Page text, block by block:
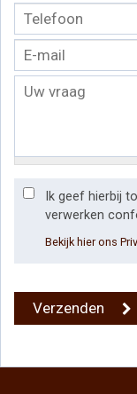
Ik geef hierbij
verwerken
Bekijk hier ons